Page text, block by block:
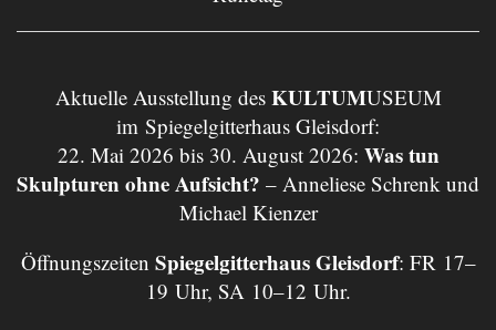
Aktuelle Ausstellung des KULTUMUSEUM
im Spiegelgitterhaus Gleisdorf:
22. Mai 2026 bis 30. August 2026: Was tun
Skulpturen ohne Aufsicht? – Anneliese Schrenk und
Michael Kienzer
Öffnungszeiten Spiegelgitterhaus Gleisdorf: FR 17–
19 Uhr, SA 10–12 Uhr.